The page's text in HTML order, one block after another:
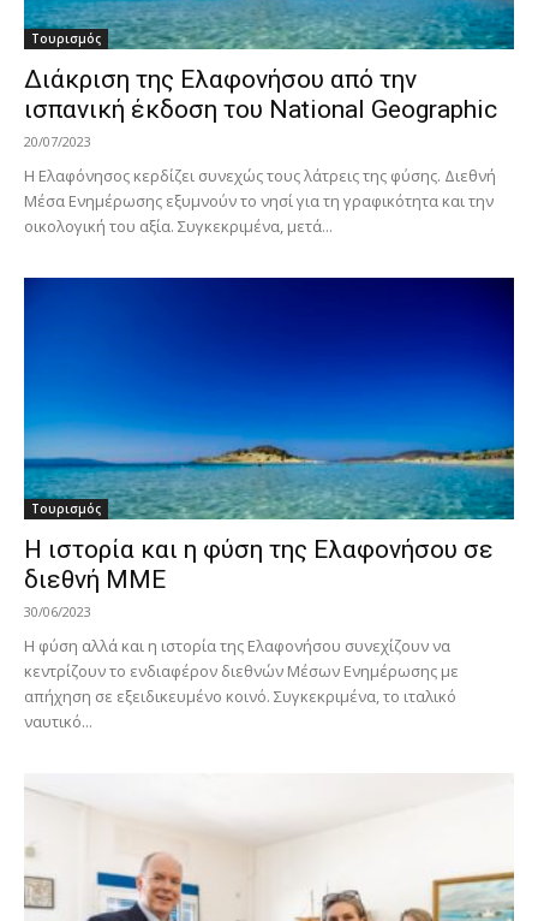
Τουρισμός
Διάκριση της Ελαφονήσου από την
ισπανική έκδοση του National Geographic
20/07/2023
Η Ελαφόνησος κερδίζει συνεχώς τους λάτρεις της φύσης. Διεθνή
Μέσα Ενημέρωσης εξυμνούν το νησί για τη γραφικότητα και την
οικολογική του αξία. Συγκεκριμένα, μετά...
Τουρισμός
Η ιστορία και η φύση της Ελαφονήσου σε
διεθνή ΜΜΕ
30/06/2023
Η φύση αλλά και η ιστορία της Ελαφονήσου συνεχίζουν να
κεντρίζουν το ενδιαφέρον διεθνών Μέσων Ενημέρωσης με
απήχηση σε εξειδικευμένο κοινό. Συγκεκριμένα, το ιταλικό
ναυτικό...